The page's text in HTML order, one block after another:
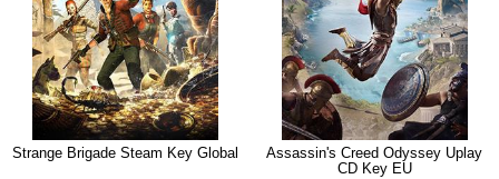
Strange Brigade Steam Key Global
Assassin's Creed Odyssey Uplay
CD Key EU